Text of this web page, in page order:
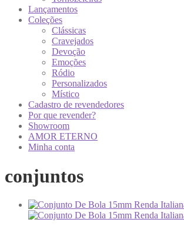
Lançamentos
Coleções
Clássicas
Cravejados
Devoção
Emoções
Ródio
Personalizados
Místico
Cadastro de revendedores
Por que revender?
Showroom
AMOR ETERNO
Minha conta
conjuntos